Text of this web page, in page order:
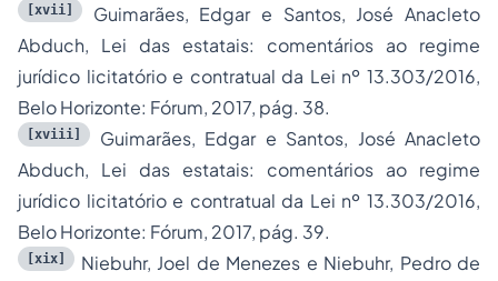
[xvii]
Guimarães, Edgar e Santos, José Anacleto
Abduch, Lei das estatais: comentários ao regime
jurídico licitatório e contratual da Lei nº 13.303/2016,
Belo Horizonte: Fórum, 2017, pág. 38.
[xviii]
Guimarães, Edgar e Santos, José Anacleto
Abduch, Lei das estatais: comentários ao regime
jurídico licitatório e contratual da Lei nº 13.303/2016,
Belo Horizonte: Fórum, 2017, pág. 39.
[xix]
Niebuhr, Joel de Menezes e Niebuhr, Pedro de